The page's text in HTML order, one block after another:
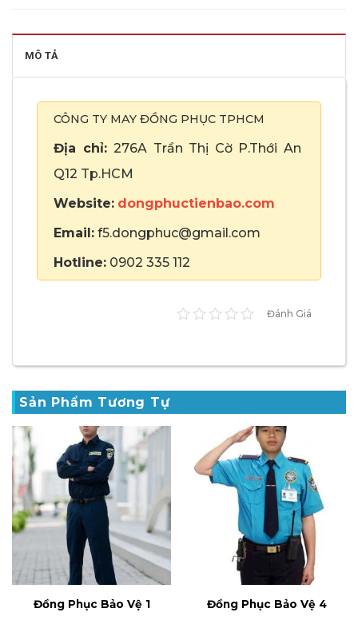
MÔ TẢ
CÔNG TY MAY ĐỒNG PHỤC TPHCM
Địa chỉ:276A Trần Thị Cờ P.Thới An
Q12 Tp.HCM
Website: dongphuctienbao.com
Email: f5.dongphuc@gmail.com
Hotline: 0902 335 112
Đánh Giá
Sản Phẩm Tương Tự
Đồng Phục Bảo Vệ 1 Đồng Phục Bảo Vệ 4